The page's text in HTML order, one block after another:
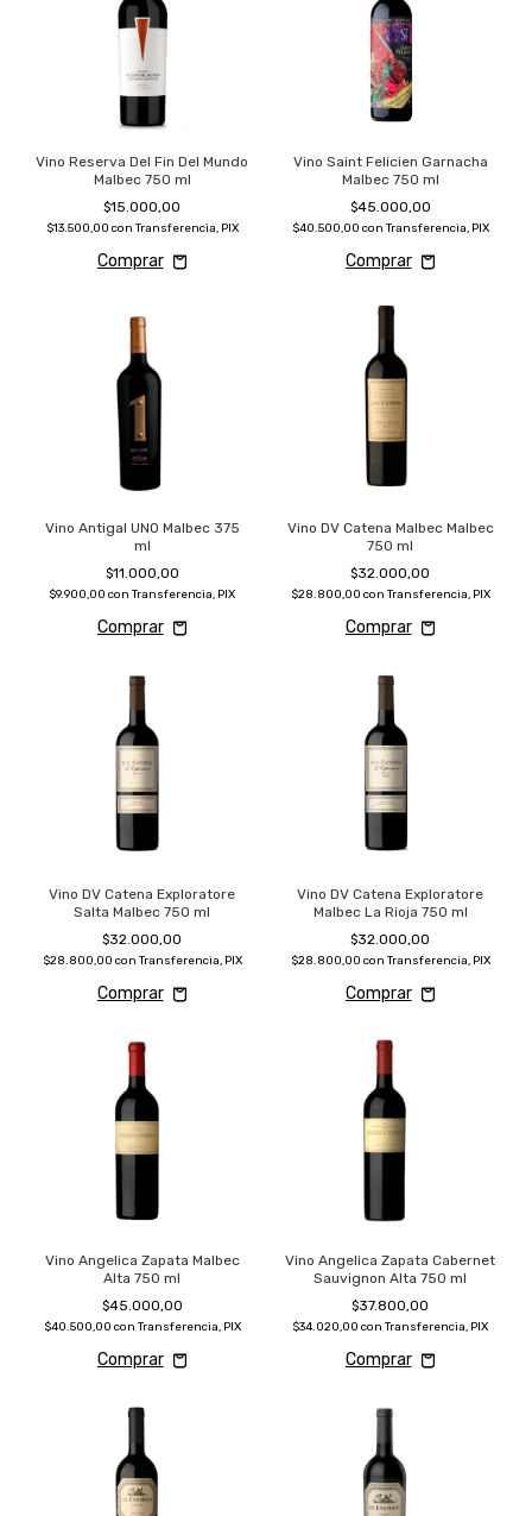
Vino Reserva Del Fin Del Mundo
Malbec 750 ml
$15.000,00
$13.500,00 con Transferencia, PIX
Vino Saint Felicien Garnacha
Malbec 750 ml
$45.000,00
$40.500,00 con Transferencia, PIX
Vino Antigal UNO Malbec 375
ml
$11.000,00
$9.900,00 con Transferencia, PIX
Vino DV Catena Malbec Malbec
750 ml
$32.000,00
$28.800,00 con Transferencia, PIX
Vino DV Catena Exploratore
Salta Malbec 750 ml
$32.000,00
$28.800,00 con Transferencia, PIX
Vino DV Catena Exploratore
Malbec La Rioja 750 ml
$32.000,00
$28.800,00 con Transferencia, PIX
Vino Angelica Zapata Malbec
Alta 750 ml
$45.000,00
$40.500,00 con Transferencia, PIX
Vino Angelica Zapata Cabernet
Sauvignon Alta 750 ml
$37.800,00
$34.020,00 con Transferencia, PIX